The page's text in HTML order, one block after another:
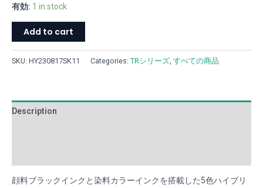
有効: 1 in stock
Add to cart
SKU: HY230817SK11 Categories: TRシリーズ すべての商品
Description
顔料ブラックインクと染料カラーインクを搭載した5色ハイブリ